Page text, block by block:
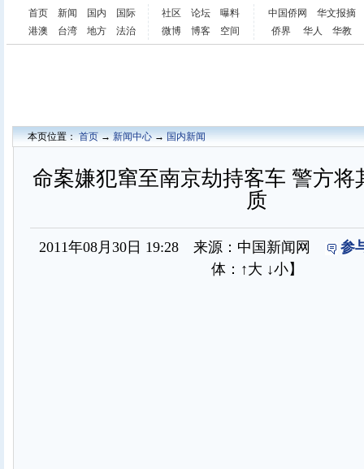
首页 新闻 国内
国际
港澳
台湾 地方 法治
社区 论坛
曝料
微博
博客 空间
中国侨网
华文报摘
侨界
华人 华教
本页位置：首页→新闻中心→国内新闻
命案嫌犯窜至南京劫持客车 警方将
质
2011年08月30日 19:28 来源：中国新闻网
参
体： ↑大 ↓小】